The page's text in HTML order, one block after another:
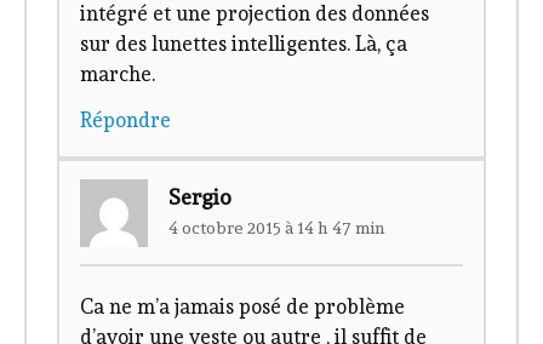
intégré et une projection des données
sur des lunettes intelligentes. Là, ça
marche.
Répondre
Sergio
4 octobre 2015 à 14 h 47 min
Ca ne m’a jamais posé de problème
d’avoir une veste ou autre , il suffit de